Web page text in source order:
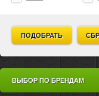
ПОДОБРАТЬ
ВЫБОР ПО БРЕНДАМ